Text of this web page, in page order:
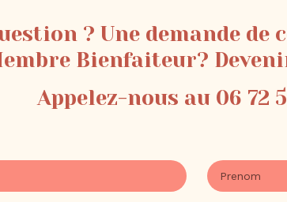
? Une demande de
Bienfaiteur?
Appelez-nous au 06 72